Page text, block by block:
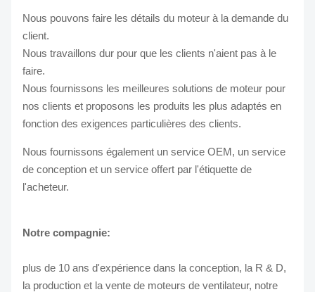
Nous pouvons faire les détails du moteur à la demande du
client.
Nous travaillons dur pour que les clients n'aient pas à le
faire.
Nous fournissons les meilleures solutions de moteur pour
nos clients et proposons les produits les plus adaptés en
fonction des exigences particulières des clients.
Nous fournissons également un service OEM, un service
de conception et un service offert par l'étiquette de
l'acheteur.
Notre compagnie:
plus de 10 ans d'expérience dans la conception, la R & D,
la production et la vente de moteurs de ventilateur, notre